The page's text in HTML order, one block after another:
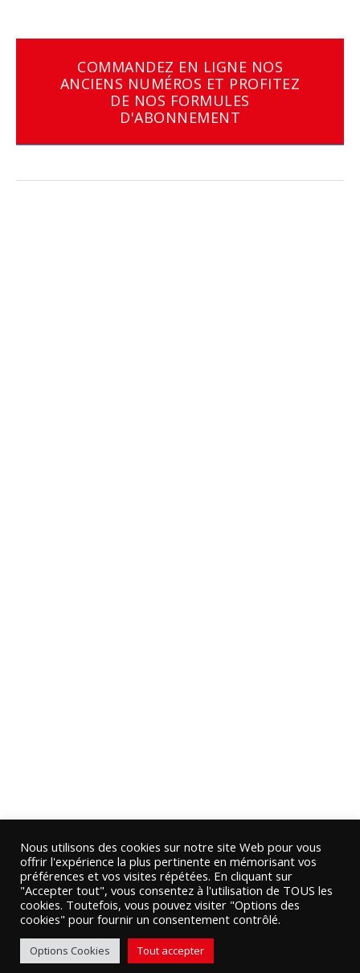
COMMANDEZ EN LIGNE NOS
ANCIENS NUMÉROS ET PROFITEZ
DE NOS FORMULES
D'ABONNEMENT
Nous utilisons des cookies sur notre site Web pour vous
offrir l'expérience la plus pertinente en mémorisant vos
préférences et vos visites répétées. En cliquant sur
"Accepter tout", vous consentez à l'utilisation de TOUS les
cookies. Toutefois, vous pouvez visiter "Options des
cookies" pour fournir un consentement contrôlé.
Options Cookies Tout accepter